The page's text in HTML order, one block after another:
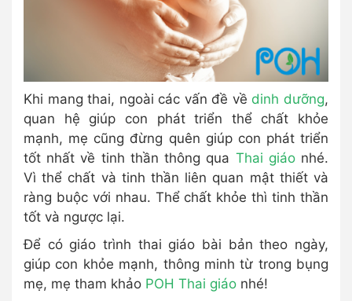
Khi mang thai, ngoài các vấn đề về dinh dưỡng,
quan hệ giúp con phát triển thể chất khỏe
mạnh, mẹ cũng đừng quên giúp con phát triển
tốt nhất về tinh thần thông qua Thai giáonhé.
Vì thể chất và tinh thần liên quan mật thiết và
ràng buộc với nhau. Thể chất khỏe thì tinh thần
tốt và ngược lại.
Để có giáo trình thai giáo bài bản theo ngày,
giúp con khỏe mạnh, thông minh từ trong bụng
mẹ, mẹ tham khảo POH Thai giáo nhé!